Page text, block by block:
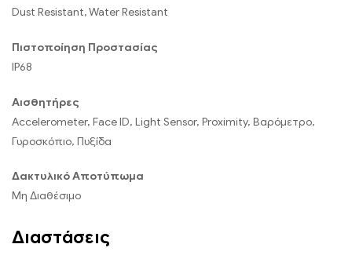
Dust Resistant, Water Resistant
Πιστοποίηση Προστασίας
IP68
Αισθητήρες
Accelerometer, Face ID, Light Sensor, Proximity, Βαρόμετρο,
Γυροσκόπιο, Πυξίδα
Δακτυλικό Αποτύπωμα
Μη Διαθέσιμο
Διαστάσεις